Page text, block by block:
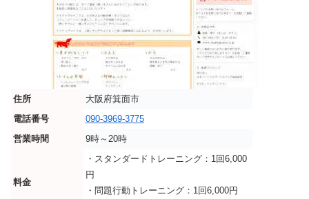
住所
大阪府箕面市
電話番号
090-3969-3775
営業時間
9時～20時
料金
・スタンダードトレーニング：1回6,000
円
・問題行動トレーニング：1回6,000円